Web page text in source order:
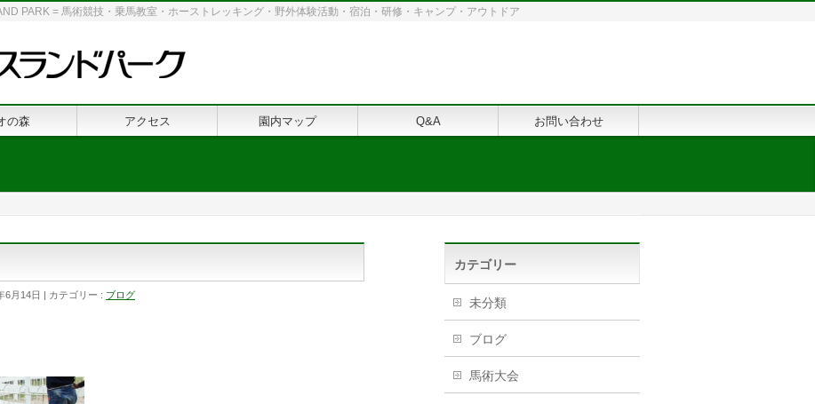
PARK = 馬術競技・乗馬教室・ホーストレッキング・野外体験活動・宿泊・研修・キャンプ・アウトドア
の森 アクセス 園内マップ Q&A お問い合わせ
6月14日 カテゴリー : ブログ
カテゴリー
未分類
ブログ
馬術大会